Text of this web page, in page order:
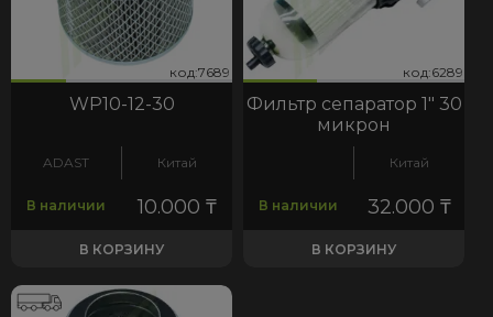
код:7689 код:7689
WP10-12-30
ADAST Китай
В наличии 10.000 ₸
В КОРЗИНУ
код:6289 код:6289
Фильтр сепаратор 1" 30
микрон
Китай
В наличии 32.000₸
В КОРЗИНУ